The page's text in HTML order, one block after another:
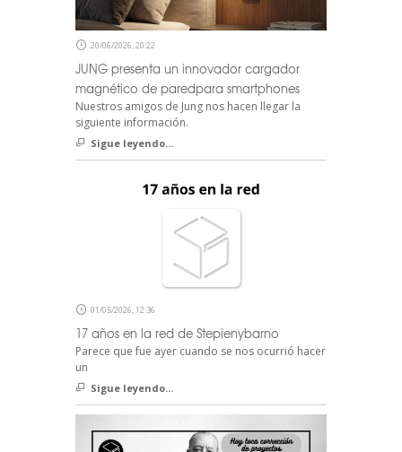
20/06/2026, 20:22
JUNG presenta un innovador cargador
magnético de paredpara smartphones
Nuestros amigos de Jung nos hacen llegar la
siguiente información.
Sigue leyendo...
01/05/2026, 12:36
17 años en la red de Stepienybarno
Parece que fue ayer cuando se nos ocurrió hacer
un
Sigue leyendo...